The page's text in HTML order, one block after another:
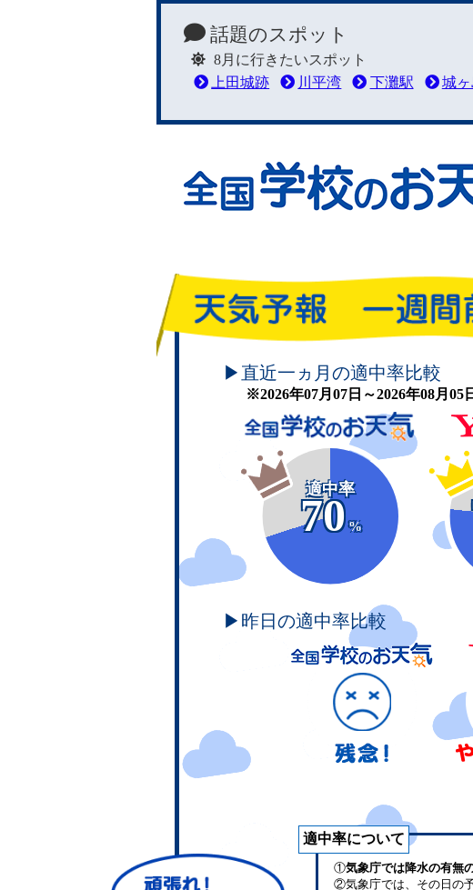
話題のスポット
8月に行きたいスポット
上田城跡
川平湾 下灘駅 城
頑張れ！学校のお天気
▶直近一ヵ月の適中率比較
※2026年07月07日～2026年08月05
適中率
70
%
▶昨日の適中率比較
適中率について
①気象庁では降水の有無
②気象庁では、その日の